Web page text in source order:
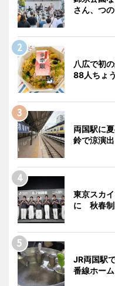
さん、つ
八広で初
88人ちょ
両国駅に
鈴で涼演出
東京スカ
に 秋春制
JR両国駅
番線ホー